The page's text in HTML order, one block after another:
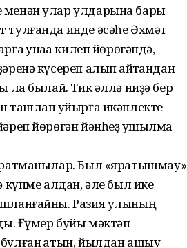
менән улар улдарына бары
тулғанда инде әсәһе Әхмәт
ҡунаҡҡа килеп йөрөгәндә,
күсереп алып ҡайтҡандан
ла былай. Тик әллә ниҙә бер
ташлап ҡуйырға икән­лекте
йөрөгән йәнһеҙ ҡушылма
Был «яратышмау»
күпме алдан, әле был ике
Разия улының
Ғүмер буйы мәктәп
ҡатын, йылдан ашыу